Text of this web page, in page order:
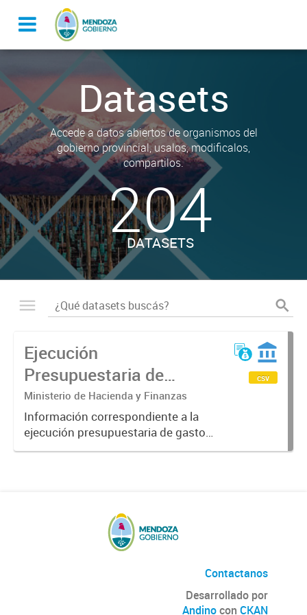
Datasets
Accede a datos abiertos de organismos del
gobierno provincial, usalos, modificalos,
compartilos.
204
DATASETS
Ejecución
Presupuestaria de
Gastos de la
Administración Pública
Provincial 2018
Ministerio de Hacienda y Finanzas
Información correspondiente a la
ejecución presupuestaria de gastos
del gobierno de la provincia de
csv
Contactanos
Desarrollado por
Andinocon CKAN